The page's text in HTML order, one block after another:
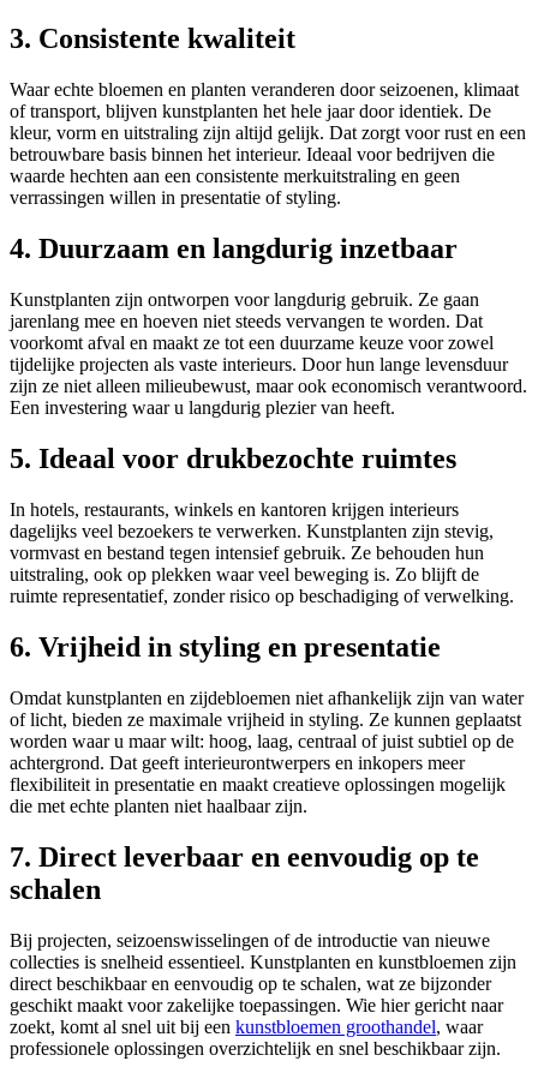
3. Consistente kwaliteit
Waar echte bloemen en planten veranderen door seizoenen, klimaat
of transport, blijven kunstplanten het hele jaar door identiek. De
kleur, vorm en uitstraling zijn altijd gelijk. Dat zorgt voor rust en een
betrouwbare basis binnen het interieur. Ideaal voor bedrijven die
waarde hechten aan een consistente merkuitstraling en geen
verrassingen willen in presentatie of styling.
4. Duurzaam en langdurig inzetbaar
Kunstplanten zijn ontworpen voor langdurig gebruik. Ze gaan
jarenlang mee en hoeven niet steeds vervangen te worden. Dat
voorkomt afval en maakt ze tot een duurzame keuze voor zowel
tijdelijke projecten als vaste interieurs. Door hun lange levensduur
zijn ze niet alleen milieubewust, maar ook economisch verantwoord.
Een investering waar u langdurig plezier van heeft.
5. Ideaal voor drukbezochte ruimtes
In hotels, restaurants, winkels en kantoren krijgen interieurs
dagelijks veel bezoekers te verwerken. Kunstplanten zijn stevig,
vormvast en bestand tegen intensief gebruik. Ze behouden hun
uitstraling, ook op plekken waar veel beweging is. Zo blijft de
ruimte representatief, zonder risico op beschadiging of verwelking.
6. Vrijheid in styling en presentatie
Omdat kunstplanten en zijdebloemen niet afhankelijk zijn van water
of licht, bieden ze maximale vrijheid in styling. Ze kunnen geplaatst
worden waar u maar wilt: hoog, laag, centraal of juist subtiel op de
achtergrond. Dat geeft interieurontwerpers en inkopers meer
flexibiliteit in presentatie en maakt creatieve oplossingen mogelijk
die met echte planten niet haalbaar zijn.
7. Direct leverbaar en eenvoudig op te
schalen
Bij projecten, seizoenswisselingen of de introductie van nieuwe
collecties is snelheid essentieel. Kunstplanten en kunstbloemen zijn
direct beschikbaar en eenvoudig op te schalen, wat ze bijzonder
geschikt maakt voor zakelijke toepassingen. Wie hier gericht naar
zoekt, komt al snel uit bij een kunstbloemen groothandel, waar
professionele oplossingen overzichtelijk en snel beschikbaar zijn.